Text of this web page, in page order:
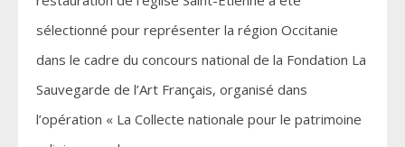
sélectionné pour représenter la région Occitanie
dans le cadre du concours national de la Fondation La
Sauvegarde de l’Art Français, organisé dans
l’opération « La Collecte nationale pour le patrimoine